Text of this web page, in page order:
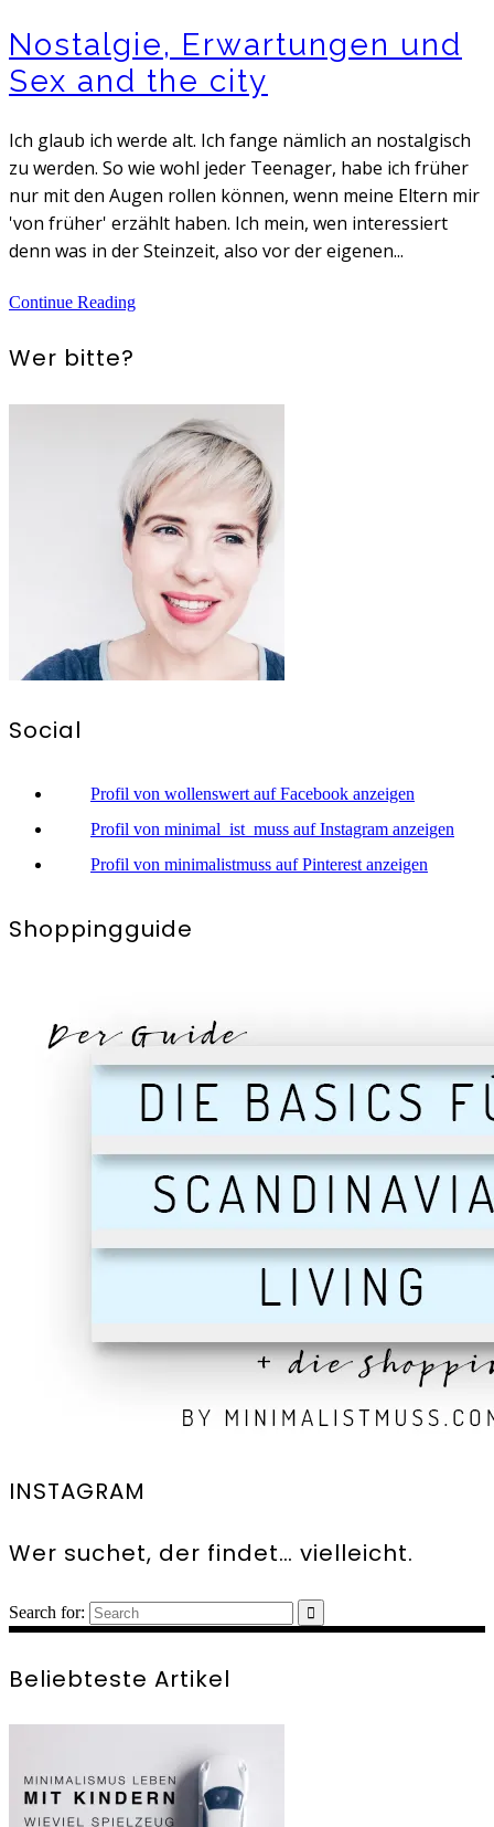
Nostalgie, Erwartungen und
Sex and the city
Ich glaub ich werde alt. Ich fange nämlich an nostalgisch
zu werden. So wie wohl jeder Teenager, habe ich früher
nur mit den Augen rollen können, wenn meine Eltern mir
'von früher' erzählt haben. Ich mein, wen interessiert
denn was in der Steinzeit, also vor der eigenen...
Continue Reading
Wer bitte?
Social
Profil von wollenswert auf Facebook anzeigen
Profil von minimal_ist_muss auf Instagram anzeigen
Profil von minimalistmuss auf Pinterest anzeigen
Shoppingguide
INSTAGRAM
Wer suchet, der findet… vielleicht.
Search for:
Beliebteste Artikel